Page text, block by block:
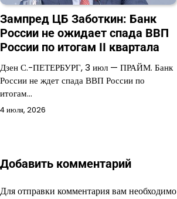
Зампред ЦБ Заботкин: Банк
России не ожидает спада ВВП
России по итогам II квартала
Дзен С.-ПЕТЕРБУРГ, 3 июл — ПРАЙМ. Банк
России не ждет спада ВВП России по
итогам…
4 июля, 2026
Добавить комментарий
Для отправки комментария вам необходимо